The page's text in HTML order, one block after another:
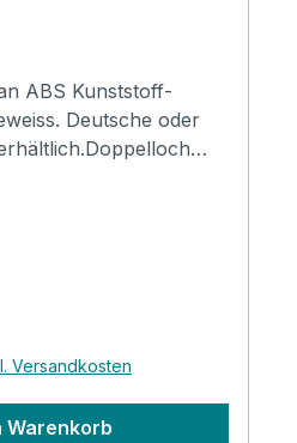
ABS Kunststoff-
Deutsche oder
in
Versandkosten
Warenkorb